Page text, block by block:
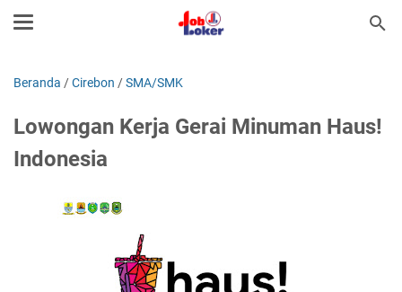
Beranda /Cirebon /SMA/SMK
Lowongan Kerja Gerai Minuman Haus!
Indonesia